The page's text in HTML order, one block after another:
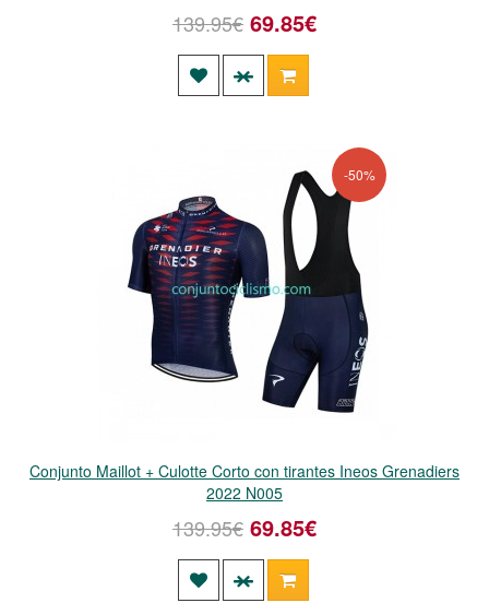
139.95€ 69.85€
-50%
Conjunto Maillot + Culotte Corto con tirantes Ineos Grenadiers
2022 N005
139.95€ 69.85€